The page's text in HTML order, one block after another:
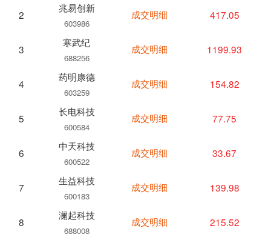
2
兆易创新
603986
3
寒武纪
688256
4
药明康德
603259
5
长电科技
600584
6
中天科技
600522
7
生益科技
600183
8
澜起科技
688008
成交明细 417.05
成交明细 1199.93
成交明细 154.82
成交明细 77.75
成交明细 33.67
成交明细 139.98
成交明细 215.52